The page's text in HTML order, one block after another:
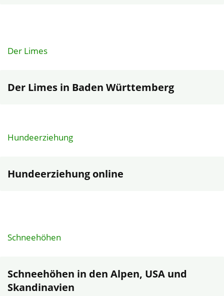
Der Limes
Der Limes in Baden Württemberg
Hundeerziehung
Hundeerziehung online
Schneehöhen
Schneehöhen in den Alpen, USA und
Skandinavien